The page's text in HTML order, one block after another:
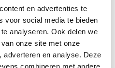
en advertenties te
voor social media te bieden
analyseren. Ook delen we
onze site met onze
adverteren en analyse. Deze
combineren met andere
Boerderijenstichting Noord-
specialist Anna Groentjes op
Trotse eigenaren
en het interieur van
nog meer van elkaar dan de
zien we de zoektocht naar
op basis van de